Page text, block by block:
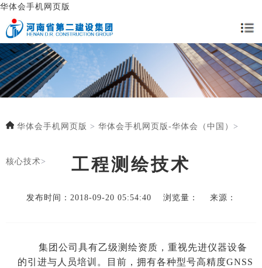
华体会手机网页版
华体会手机网页版 > 华体会手机网页版-华体会（中国） >
核心技术> 工程测绘技术
发布时间：2018-09-20 05:54:40 浏览量： 来源：
集团公司具有乙级测绘资质，重视先进仪器设备
的引进与人员培训 。目前 ，拥有各种型号高精度GNSS